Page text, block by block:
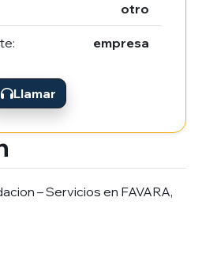
– Servicios en FAVARA,
otro
empresa
Llamar